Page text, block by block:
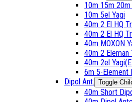
10m 15m 20m
10m 5el Yagi
40m 2 El HQ
40m 2 El HQ
40m MOXON
40m 2 Eleman
40m 2el
6m 5-Element
Dipol Ant. Toggle
40m Short